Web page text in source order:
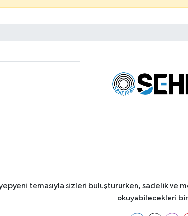
temasıyla sizleri buluştururken, sadelik ve
okuyabilecekleri bir